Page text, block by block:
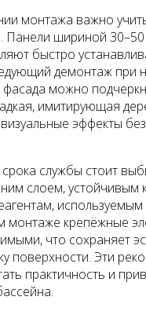
монтажа важно
Панели шириной
быстро
демонтаж при
фасада можно
имитирующая
эффекты
службы стоит
слоем, устойчивым
используемым
монтаже крепёжные
что сохраняет
поверхности. Эти
практичность и